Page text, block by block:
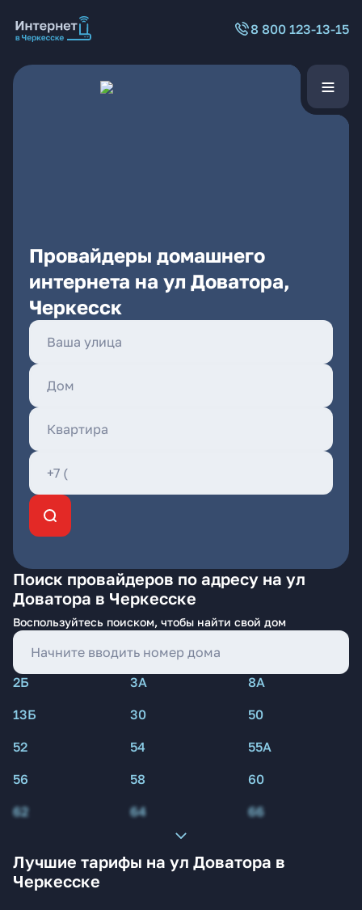
8 800 123-13-15
Провайдеры домашнего
интернета на ул Доватора,
Черкесск
Поиск провайдеров по адресу на ул
Доватора в Черкесске
Воспользуйтесь поиском, чтобы найти свой дом
2Б 3А
8А
13Б
30
50
52
54
55А
56
58
60
62
64 66
Лучшие тарифы на ул Доватора в
Черкесске